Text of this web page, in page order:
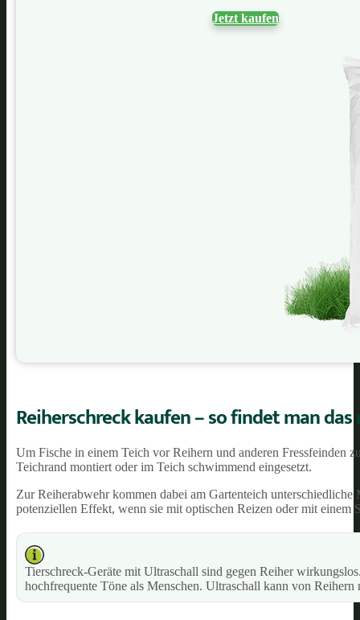
Jetzt kaufen
Reiherschreck kaufen – so findet man
Um Fische in einem Teich vor Reihern und anderen Fressfeinden
Teichrand montiert oder im Teich schwimmend eingesetzt.
Zur Reiherabwehr kommen dabei am Gartenteich
potenziellen Effekt, wenn sie mit optischen Reizen oder mit einem
Tierschreck-Geräte mit Ultraschall sind gegen Reiher
hochfrequente Töne als Menschen. Ultraschall kann von